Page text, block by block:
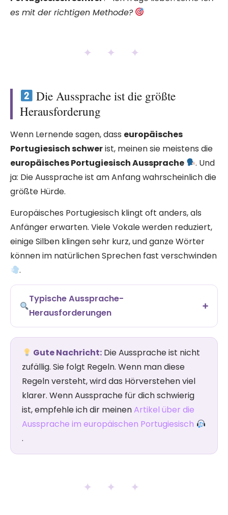
es mit der richtigen Methode?
✦ ✦ ✦
Die Aussprache ist die größte
Herausforderung
Wenn Lernende sagen, dass europäisches
Portugiesisch schwerist, meinen sie meistens die
europäisches Portugiesisch Aussprache
. Und
ja: Die Aussprache ist am Anfang wahrscheinlich die
größte Hürde.
Europäisches Portugiesisch klingt oft anders, als
Anfänger erwarten. Viele Vokale werden reduziert,
einige Silben klingen sehr kurz, und ganze Wörter
können im natürlichen Sprechen fast verschwinden
.
Typische Aussprache-
Herausforderungen
Gute Nachricht:Die Aussprache ist nicht
zufällig. Sie folgt Regeln. Wenn man diese
Regeln versteht, wird das Hörverstehen viel
klarer. Wenn Aussprache für dich schwierig
ist, empfehle ich dir meinenArtikel über die
Aussprache im europäischen Portugiesisch
.
✦ ✦ ✦